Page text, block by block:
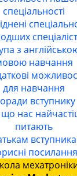
спеціальності
з
навчання
для навчання
вступнику
нас
питають
вступника
посилання